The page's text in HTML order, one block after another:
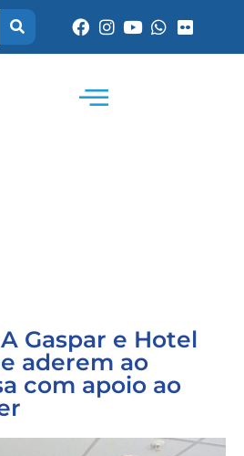
Gaspar e Hotel
aderem ao
com apoio ao